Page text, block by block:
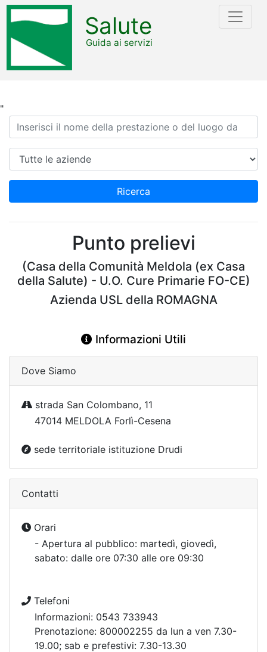
"
Salute
Guida ai servizi
Ricerca
Azienda
Ricerca
Punto prelievi
(Casa della Comunità Meldola (ex Casa
della Salute) - U.O. Cure Primarie FO-CE)
Azienda USL della ROMAGNA
Informazioni Utili
Dove Siamo
strada San Colombano, 11
47014 MELDOLA Forlì-Cesena
sede territoriale istituzione Drudi
Contatti
Orari
- Apertura al pubblico: martedì, giovedì,
sabato: dalle ore 07:30 alle ore 09:30
Telefoni
Informazioni: 0543 733943
Prenotazione: 800002255 da lun a ven 7.30-
19.00; sab e prefestivi: 7.30-13.30